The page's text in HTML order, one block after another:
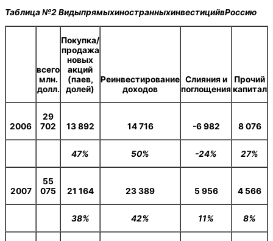
Таблица№2ВидыпрямыхиностранныхинвестицийвРоссию
всего
млн.
долл.
Покупка/
продажа
новых
акций
(паев,
долей)
Реинвестирование
доходов
Слияния и
поглощения
Прочий
капитал
2006
29
702
13 892 14 716 -6 982 8 076
47% 50% -24% 27%
2007
55
075
21 164 23 389 5 956 4 566
38% 42% 11% 8%